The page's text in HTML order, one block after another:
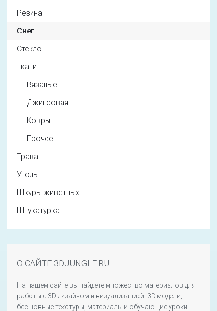
Резина
Снег
Стекло
Ткани
Вязаные
Джинсовая
Ковры
Прочее
Трава
Уголь
Шкуры животных
Штукатурка
О САЙТЕ 3DJUNGLE.RU
На нашем сайте вы найдете множество материалов для
работы с 3D дизайном и визуализацией: 3D модели,
бесшовные текстуры, материалы и обучающие уроки.